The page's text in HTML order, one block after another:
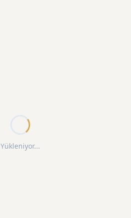
Yükleniyor...